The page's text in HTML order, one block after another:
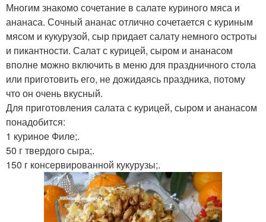
Многим знакомо сочетание в салате куриного мяса и
ананаса. Сочный ананас отлично сочетается с куриным
мясом и кукурузой, сыр придает салату немного остроты
и пикантности. Салат с курицей, сыром и ананасом
вполне можно включить в меню для праздничного стола
или приготовить его, не дожидаясь праздника, потому
что он очень вкусный.
Для приготовления салата с курицей, сыром и ананасом
понадобится:
1 куриное Филе;.
50 г твердого сыра;.
150 г консервированной кукурузы;.